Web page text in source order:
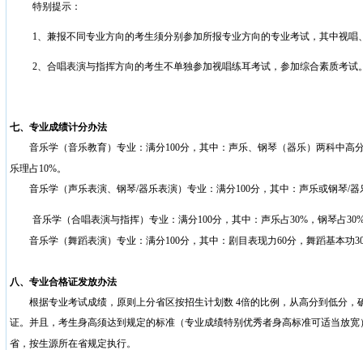
特别提示：
1、兼报不同专业方向的考生须分别参加所报专业方向的专业考试，其中视唱
2、合唱表演与指挥方向的考生不单独参加视唱练耳考试，参加综合素质考试
七、专业成绩计分办法
音乐学（音乐教育）专业：满分100分，其中：声乐、钢琴（器乐）两科中高
乐理占10%。
音乐学（声乐表演、钢琴/器乐表演）专业：满分100分，其中：声乐或钢琴/器
音乐学（合唱表演与指挥）专业：满分100分，其中：声乐占30%，钢琴占
音乐学（舞蹈表演）专业：满分100分，其中：剧目表现力60分，舞蹈基本功
八、专业合格证发放办法
根据专业考试成绩，原则上分省区按招生计划数4倍的比例，从高分到低分，
证。并且，考生身高须达到规定的标准（专业成绩特别优秀者身高标准可适当放
省，按生源所在省规定执行。